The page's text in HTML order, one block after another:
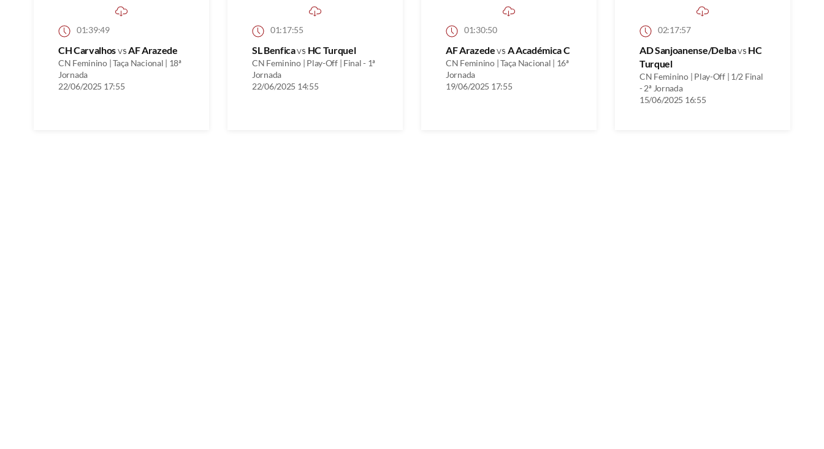
01:39:49
CH Carvalhosvs AF Arazede
CN Feminino | Taça Nacional | 18ª
Jornada
22/06/2025 17:55
01:17:55
SL Benficavs HC Turquel
CN Feminino | Play-Off | Final - 1ª
Jornada
22/06/2025 14:55
01:30:50
AF Arazedevs A Académica C
CN Feminino | Taça Nacional | 16ª
Jornada
19/06/2025 17:55
02:17:57
AD Sanjoanense/Delbavs HC
Turquel
CN Feminino | Play-Off | 1/2 Final
- 2ª Jornada
15/06/2025 16:55